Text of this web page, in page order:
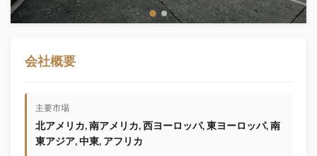
会社概要
主要市場
北アメリカ, 南アメリカ, 西ヨーロッパ, 東ヨーロッパ, 南
東アジア, 中東, アフリカ